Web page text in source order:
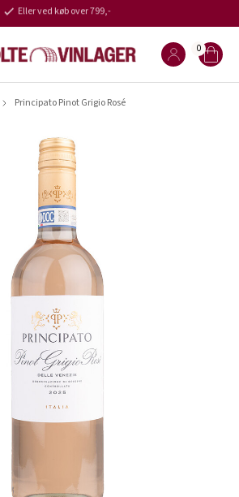
Eller ved køb over 799,-
0
Principato Pinot Grigio Rosé